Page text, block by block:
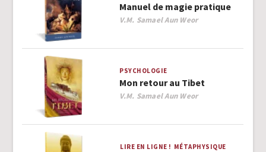
Manuel de magie pratique
Author
V.M. Samael Aun Weor
PSYCHOLOGIE
Mon retour au Tibet
Author
V.M. Samael Aun Weor
LIRE EN LIGNE ! MÉTAPHYSIQUE